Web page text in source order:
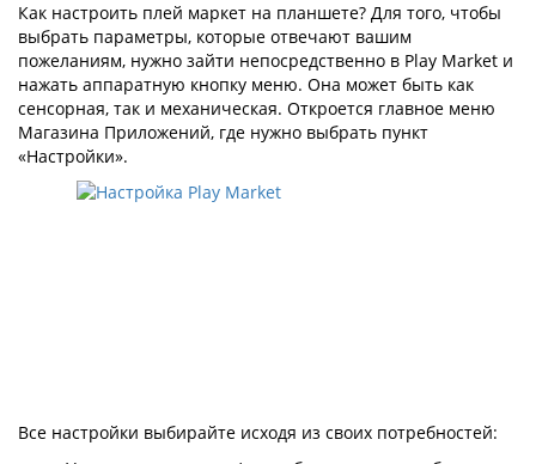
Как настроить плей маркет на планшете? Для того, чтобы
выбрать параметры, которые отвечают вашим
пожеланиям, нужно зайти непосредственно в Play Market и
нажать аппаратную кнопку меню. Она может быть как
сенсорная, так и механическая. Откроется главное меню
Магазина Приложений, где нужно выбрать пункт
«Настройки».
Все настройки выбирайте исходя из своих потребностей: